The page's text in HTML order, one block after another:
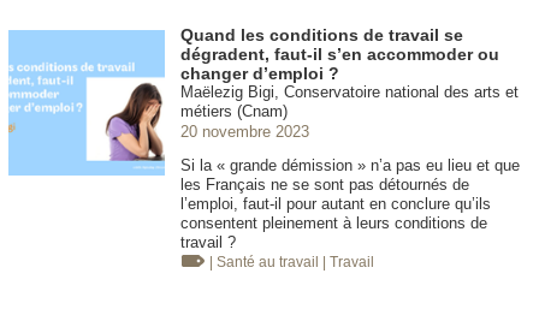
Quand les conditions de travail se
dégradent, faut-il s’en accommoder ou
changer d’emploi ?
Maëlezig Bigi, Conservatoire national des arts et
métiers (Cnam)
20 novembre 2023
Si la « grande démission » n’a pas eu lieu et que
les Français ne se sont pas détournés de
l’emploi, faut-il pour autant en conclure qu’ils
consentent pleinement à leurs conditions de
travail ?
| Santé au travail | Travail